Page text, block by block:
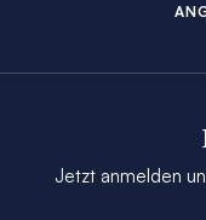
Jetzt anmelden